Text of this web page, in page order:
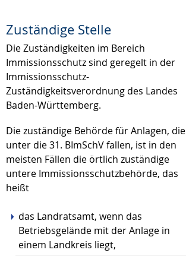
Zuständige Stelle
Die Zuständigkeiten im Bereich
Immissionsschutz sind geregelt in der
Immissionsschutz-
Zuständigkeitsverordnung des Landes
Baden-Württemberg.
Die zuständige Behörde für Anlagen, die
unter die 31. BImSchV fallen, ist in den
meisten Fällen die örtlich zuständige
untere Immissionsschutzbehörde, das
heißt
das Landratsamt, wenn das
Betriebsgelände mit der Anlage in
einem Landkreis liegt,